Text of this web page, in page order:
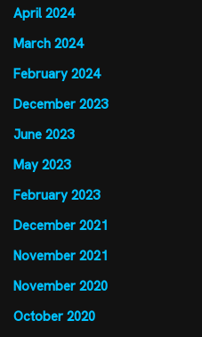
April 2024
March 2024
February 2024
December 2023
June 2023
May 2023
February 2023
December 2021
November 2021
November 2020
October 2020